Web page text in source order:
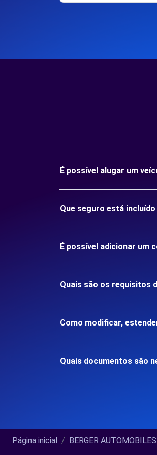
É possível alugar um
Que seguro está incluído
É possível adicionar um
Quais são os requisitos
Como modificar,
Quais documentos são
Página inicial BERGER